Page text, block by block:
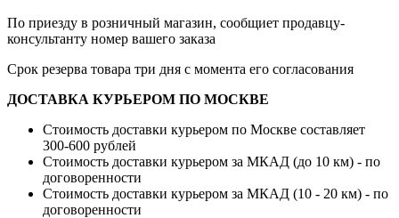
По приезду в розничный магазин, сообщиет продавцу-
консультанту номер вашего заказа
Срок резерва товара три дня с момента его согласования
ДОСТАВКА КУРЬЕРОМ ПО МОСКВЕ
Стоимость доставки курьером по Москве составляет
300-600 рублей
Стоимость доставки курьером за МКАД (до 10 км) - по
договоренности
Стоимость доставки курьером за МКАД (10 - 20 км) - по
договоренности